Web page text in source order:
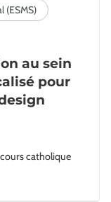
au sein
pour
catholique